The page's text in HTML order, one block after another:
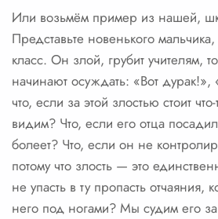
Или возьмём пример из нашей,
Представьте новенького
класс. Он злой, грубит учителям,
начинают осуждать: «Вот
что, если за этой злостью стоит
видим? Что, если его отца
болеет? Что, если он не
потому что злость — это
не упасть в ту пропасть отчаяния,
него под ногами? Мы судим его